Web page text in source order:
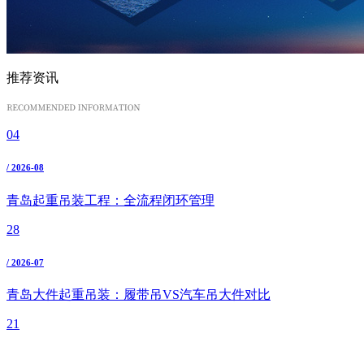
推荐资讯
04
/ 2026-08
青岛起重吊装工程：全流程闭环管理
28
/ 2026-07
青岛大件起重吊装：履带吊VS汽车吊大件对比
21